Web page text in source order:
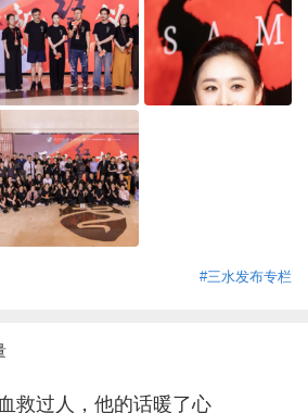
#三水发布专栏
救过人，他的话暖了心